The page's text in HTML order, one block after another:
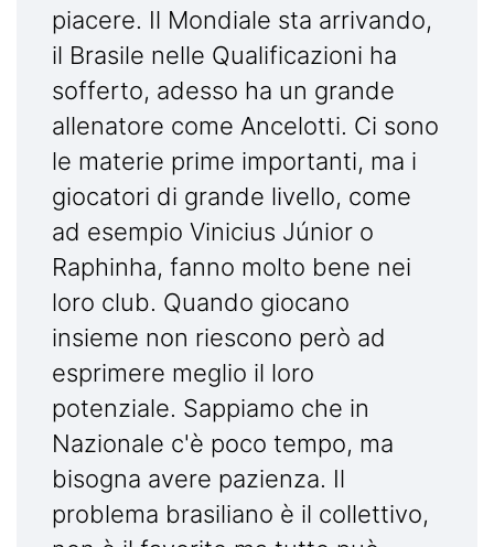
piacere. Il Mondiale sta arrivando,
il Brasile nelle Qualificazioni ha
sofferto, adesso ha un grande
allenatore come Ancelotti. Ci sono
le materie prime importanti, ma i
giocatori di grande livello, come
ad esempio Vinicius Júnior o
Raphinha, fanno molto bene nei
loro club. Quando giocano
insieme non riescono però ad
esprimere meglio il loro
potenziale. Sappiamo che in
Nazionale c'è poco tempo, ma
bisogna avere pazienza. Il
problema brasiliano è il collettivo,